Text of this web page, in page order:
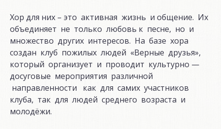
Хор для них – это активная жизнь и общение. Их
объединяет не только любовь к песне, но и
множество других интересов. На базе хора
создан клуб пожилых людей «Верные друзья»,
который организует и проводит культурно —
досуговые мероприятия различной
направленности как для самих участников
клуба, так для людей среднего возраста и
молодёжи.